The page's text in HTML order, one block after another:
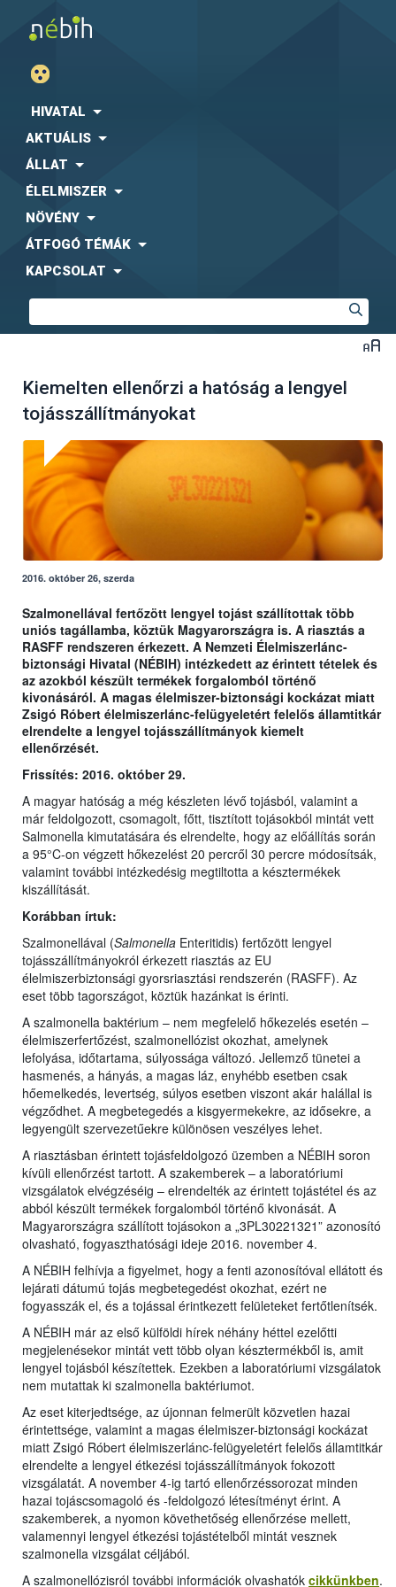
HIVATAL
AKTUÁLIS
ÁLLAT
ÉLELMISZER
NÖVÉNY
ÁTFOGÓ TÉMÁK
KAPCSOLAT
Kiemelten ellenőrzi a hatóság a lengyel
tojásszállítmányokat
2016. október 26, szerda
Szalmonellával fertőzött lengyel tojást szállítottak több
uniós tagállamba, köztük Magyarországra is. A riasztás a
RASFF rendszeren érkezett. A Nemzeti Élelmiszerlánc-
biztonsági Hivatal (NÉBIH) intézkedett az érintett tételek és
az azokból készült termékek forgalomból történő
kivonásáról. A magas élelmiszer-biztonsági kockázat miatt
Zsigó Róbert élelmiszerlánc-felügyeletért felelős államtitkár
elrendelte a lengyel tojásszállítmányok kiemelt
ellenőrzését.
Frissítés: 2016. október 29.
A magyar hatóság a még készleten lévő tojásból, valamint a
már feldolgozott, csomagolt, főtt, tisztított tojásokból mintát vett
Salmonella kimutatására és elrendelte, hogy az előállítás során
a 95°C-on végzett hőkezelést 20 percről 30 percre módosítsák,
valamint további intézkedésig megtiltotta a késztermékek
kiszállítását.
Korábban írtuk:
Szalmonellával (Salmonella Enteritidis) fertőzött lengyel
tojásszállítmányokról érkezett riasztás az EU
élelmiszerbiztonsági gyorsriasztási rendszerén (RASFF). Az
eset több tagországot, köztük hazánkat is érinti.
A szalmonella baktérium – nem megfelelő hőkezelés esetén –
élelmiszerfertőzést, szalmonellózist okozhat, amelynek
lefolyása, időtartama, súlyossága változó. Jellemző tünetei a
hasmenés, a hányás, a magas láz, enyhébb esetben csak
hőemelkedés, levertség, súlyos esetben viszont akár halállal is
végződhet. A megbetegedés a kisgyermekekre, az idősekre, a
legyengült szervezetűekre különösen veszélyes lehet.
A riasztásban érintett tojásfeldolgozó üzemben a NÉBIH soron
kívüli ellenőrzést tartott. A szakemberek – a laboratóriumi
vizsgálatok elvégzéséig – elrendelték az érintett tojástétel és az
abból készült termékek forgalomból történő kivonását. A
Magyarországra szállított tojásokon a „3PL30221321” azonosító
olvasható, fogyaszthatósági ideje 2016. november 4.
A NÉBIH felhívja a figyelmet, hogy a fenti azonosítóval ellátott és
lejárati dátumú tojás megbetegedést okozhat, ezért ne
fogyasszák el, és a tojással érintkezett felületeket fertőtlenítsék.
A NÉBIH már az első külföldi hírek néhány héttel ezelőtti
megjelenésekor mintát vett több olyan késztermékből is, amit
lengyel tojásból készítettek. Ezekben a laboratóriumi vizsgálatok
nem mutattak ki szalmonella baktériumot.
Az eset kiterjedtsége, az újonnan felmerült közvetlen hazai
érintettsége, valamint a magas élelmiszer-biztonsági kockázat
miatt Zsigó Róbert élelmiszerlánc-felügyeletért felelős államtitkár
elrendelte a lengyel étkezési tojásszállítmányok fokozott
vizsgálatát. A november 4-ig tartó ellenőrzéssorozat minden
hazai tojáscsomagoló és -feldolgozó létesítményt érint. A
szakemberek, a nyomon követhetőség ellenőrzése mellett,
valamennyi lengyel étkezési tojástételből mintát vesznek
szalmonella vizsgálat céljából.
A szalmonellózisról további információk olvashatók cikkünkben.